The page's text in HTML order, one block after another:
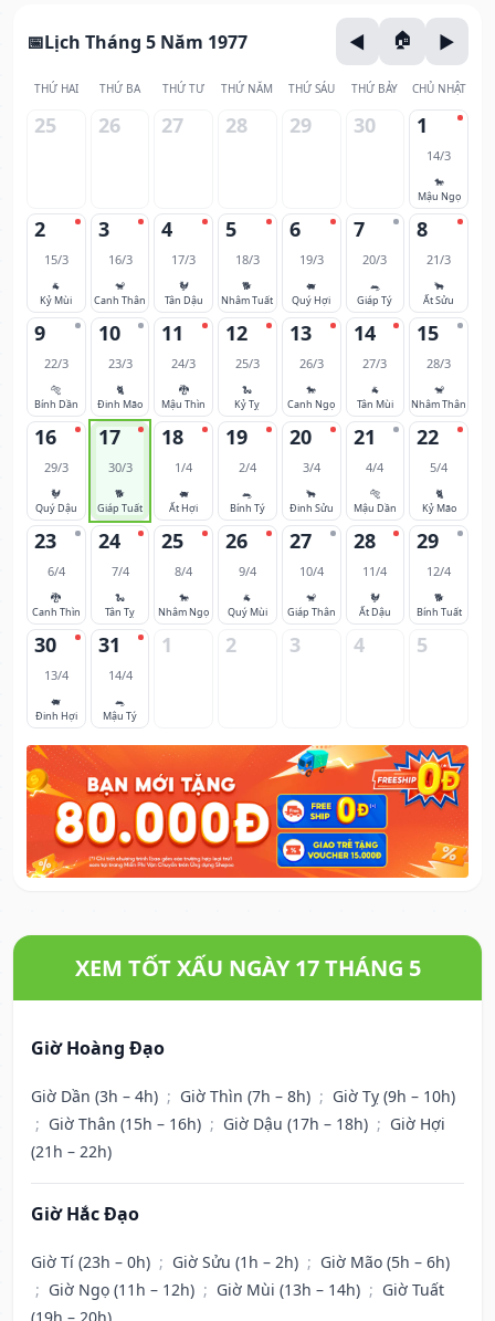
Lịch Tháng 5 Năm 1977
THỨ HAI THỨ BA THỨ TƯ THỨ NĂM THỨ SÁU THỨ BẢY CHỦ NHẬT
25 26 27 28 29 30 1
14/3
🐎
Mậu Ngọ
2
15/3
🐐
Kỷ Mùi
3
16/3
🐒
Canh Thân
4
17/3
🐓
Tân Dậu
5
18/3
🐕
Nhâm Tuất
6
19/3
🐖
Quý Hợi
7
20/3
🐀
Giáp Tý
8
21/3
🐂
Ất Sửu
9
22/3
🐅
Bính Dần
10
23/3
🐈
Đinh Mão
11
24/3
🐉
Mậu Thìn
12
25/3
🐍
Kỷ Tỵ
13
26/3
🐎
Canh Ngọ
14
27/3
🐐
Tân Mùi
15
28/3
🐒
Nhâm Thân
16
29/3
🐓
Quý Dậu
17
30/3
🐕
Giáp Tuất
18
1/4
🐖
Ất Hợi
19
2/4
🐀
Bính Tý
20
3/4
🐂
Đinh Sửu
21
4/4
🐅
Mậu Dần
22
5/4
🐈
Kỷ Mão
23
6/4
🐉
Canh Thìn
24
7/4
🐍
Tân Tỵ
25
8/4
🐎
Nhâm Ngọ
26
9/4
🐐
Quý Mùi
27
10/4
🐒
Giáp Thân
28
11/4
🐓
Ất Dậu
29
12/4
🐕
Bính Tuất
30
13/4
🐖
Đinh Hợi
31
14/4
🐀
Mậu Tý
1 2 3 4 5
XEM TỐT XẤU NGÀY 17 THÁNG 5
Giờ Hoàng Đạo
Giờ Dần (3h – 4h) ; Giờ Thìn (7h – 8h) ; Giờ Tỵ (9h – 10h)
; Giờ Thân (15h – 16h) ; Giờ Dậu (17h – 18h) ; Giờ Hợi
(21h – 22h)
Giờ Hắc Đạo
Giờ Tí (23h – 0h) ; Giờ Sửu (1h – 2h) ; Giờ Mão (5h – 6h)
; Giờ Ngọ (11h – 12h) ; Giờ Mùi (13h – 14h) ; Giờ Tuất